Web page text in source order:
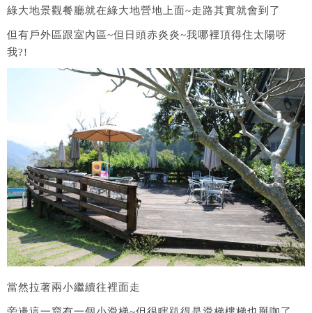
綠大地景觀餐廳就在綠大地營地上面~走路其實就會到了
但有戶外區跟室內區~但日頭赤炎炎~我哪裡頂得住太陽呀
我?!
當然拉著兩小繼續往裡面走